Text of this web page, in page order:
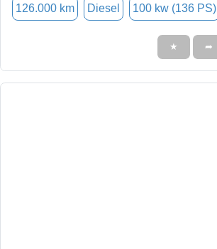
126.000 km Diesel 100 kw (136 PS)
★ ➦